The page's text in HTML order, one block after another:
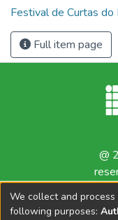
Festival de Curtas do
Full item page
@
We collect and
following purposes: